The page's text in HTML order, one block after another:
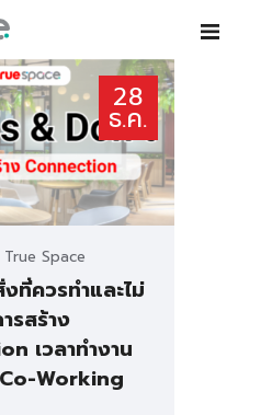
SPACE
มมนา ห้องประชุม โต๊ะทำงาน สอนพิเศษ
เศษ
28
ธ.ค.
True Space
ที่ควรทำและไม่
รสร้าง
เวลาทำงาน
Working